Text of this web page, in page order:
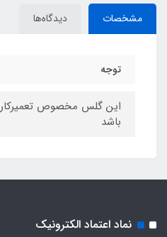
مشخصات دیدگاه‌ها
توجه
این گلس مخصوص
باشد
نماد اعتماد الکترونیک